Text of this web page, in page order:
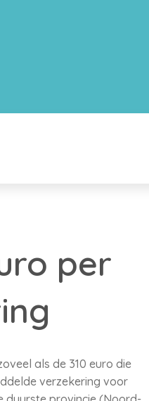
per
als de 310 euro die
verzekering voor